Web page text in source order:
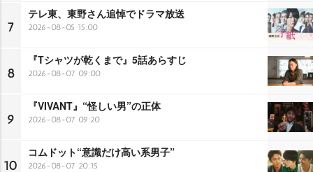
7
テレ東、東野さん追悼でドラマ放送
2026-08-05 15:00
8
『Tシャツが乾くまで』5話あらすじ
2026-08-07 09:00
9
『VIVANT』“怪しい男”の正体
2026-08-07 09:20
10
コムドット“意識だけ高い系男子”
2026-08-07 20:15